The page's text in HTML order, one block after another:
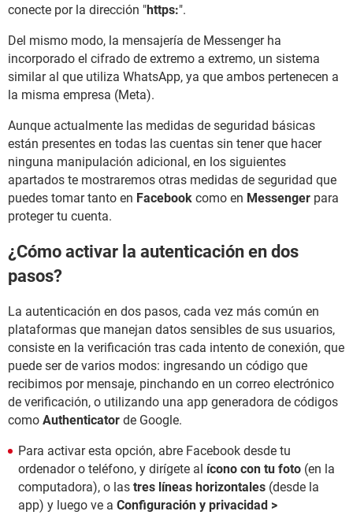
conecte por la dirección "https:".
Del mismo modo, la mensajería de Messenger ha
incorporado el cifrado de extremo a extremo, un sistema
similar al que utiliza WhatsApp, ya que ambos pertenecen a
la misma empresa (Meta).
Aunque actualmente las medidas de seguridad básicas
están presentes en todas las cuentas sin tener que hacer
ninguna manipulación adicional, en los siguientes
apartados te mostraremos otras medidas de seguridad que
puedes tomar tanto en Facebook como en Messenger para
proteger tu cuenta.
¿Cómo activar la autenticación en dos
pasos?
La autenticación en dos pasos, cada vez más común en
plataformas que manejan datos sensibles de sus usuarios,
consiste en la verificación tras cada intento de conexión, que
puede ser de varios modos: ingresando un código que
recibimos por mensaje, pinchando en un correo electrónico
de verificación, o utilizando una app generadora de códigos
como Authenticator de Google.
Para activar esta opción, abre Facebook desde tu
ordenador o teléfono, y dirígete al ícono con tu foto (en la
computadora), o las tres líneas horizontales (desde la
app) y luego ve a Configuración y privacidad >